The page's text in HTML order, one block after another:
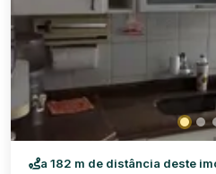
do Resende Shopping,
mercado, posto de gasolina,
comércios.
a 182 m de distância deste